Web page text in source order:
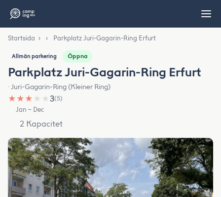
Startsida › › Parkplatz Juri-Gagarin-Ring Erfurt
Allmän parkering Öppna
Parkplatz Juri-Gagarin-Ring Erfurt
· Juri-Gagarin-Ring (Kleiner Ring)
★ ★ ★ ★ ★3(5)
Jan – Dec
2 Kapacitet